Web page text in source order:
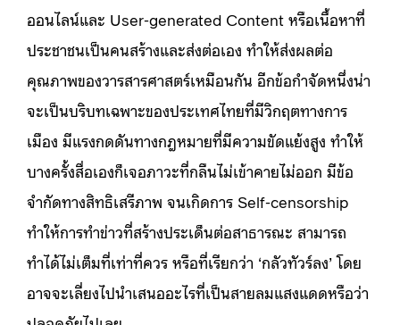
ออนไลน์และ User-generated Content หรือเนื้อหาที่
ประชาชนเป็นคนสร้างและส่งต่อเอง ทำให้ส่งผลต่อ
คุณภาพของวารสารศาสตร์เหมือนกัน อีกข้อกำจัดหนึ่งน่า
จะเป็นบริบทเฉพาะของประเทศไทยที่มีวิกฤตทางการ
เมือง มีแรงกดดันทางกฎหมายที่มีความขัดแย้งสูง ทำให้
บางครั้งสื่อเองก็เจอภาวะที่กลืนไม่เข้าคายไม่ออก มีข้อ
จำกัดทางสิทธิเสรีภาพ จนเกิดการ Self-censorship
ทำให้การทำข่าวที่สร้างประเด็นต่อสาธารณะ สามารถ
ทำได้ไม่เต็มที่เท่าที่ควร หรือที่เรียกว่า ‘กลัวทัวร์ลง’ โดย
อาจจะเลี่ยงไปนำเสนออะไรที่เป็นสายลมแสงแดดหรือว่า